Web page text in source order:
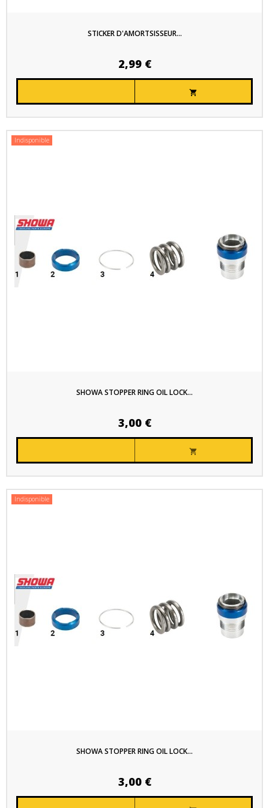
STICKER D'AMORTSISSEUR...
2,99 €

Indisponible
SHOWA STOPPER RING OIL LOCK...
3,00 €

Indisponible
SHOWA STOPPER RING OIL LOCK...
3,00 €